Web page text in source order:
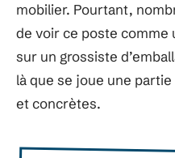
mobilier. Pourtant,
de voir ce poste comme
sur un grossiste
là que se joue une
et concrètes.